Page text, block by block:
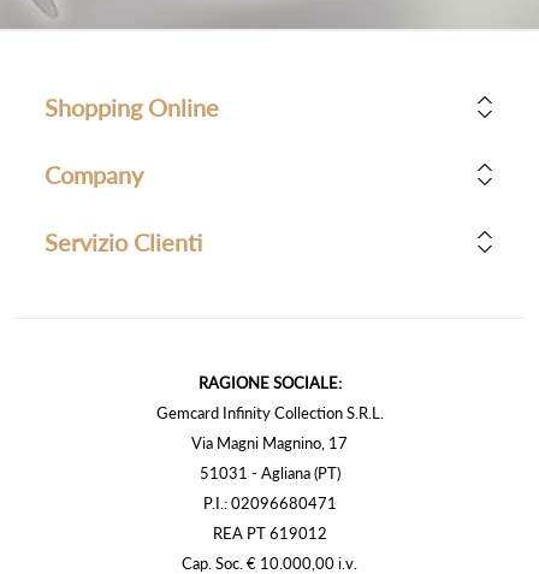
Shopping Online
Company
Servizio Clienti
RAGIONE SOCIALE:
Gemcard Infinity Collection S.R.L.
Via Magni Magnino, 17
51031 - Agliana (PT)
P.I.: 02096680471
REA PT 619012
Cap. Soc. € 10.000,00 i.v.